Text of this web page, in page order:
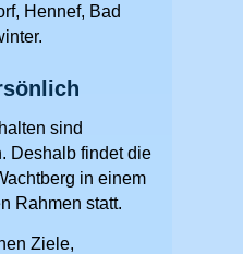
Hennef, Bad
sind
Deshalb findet die
in einem
Rahmen statt.
Ziele,